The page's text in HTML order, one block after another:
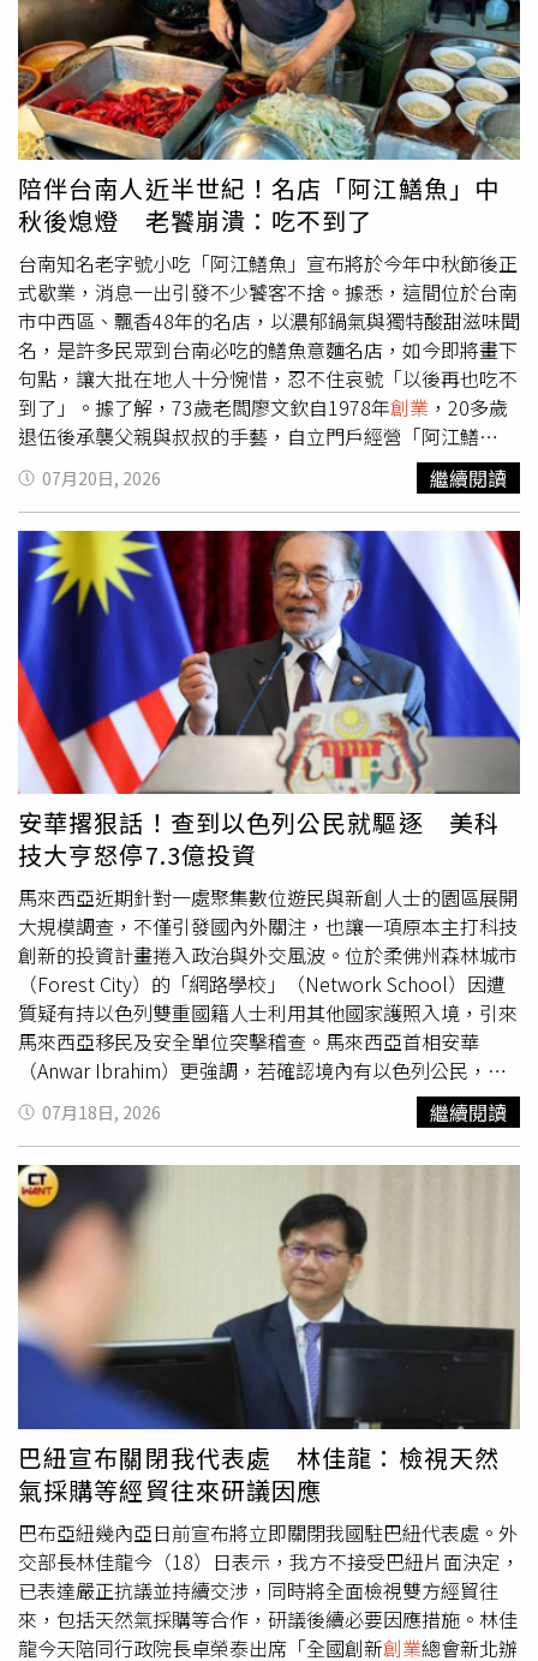
辱他爸爸的主管，而不是羨慕別人的人生」，也有人認為，
男方真正介意的並非主管，而是長期累積的心理落差與比較
心態，若價值觀無法取得共識，即使繼續交往，未來婚姻與
家庭也可能因此產生更多衝突。
成為能夠看到對方優點、也包容對方缺點的好夥伴，她開玩
笑說：「真的連跟老公都做不到這點，我應該跟又立多元成
家才對！」林又立年初赴美生小孩，當媽媽近半年，女兒如
天使般，時間到會自主入睡，起床見到人就先笑、情緒非常
穩定。原本有24小時保母的她，覺得嬰兒是世界上最美好的
存在，瘋狂到想年底再生一個；後期卻找不到穩定保母，連
原本說好幫忙帶的媽媽，也因為帶外孫女壓力太大得尋麻
疹：「最後我只能抱著小孩開會，趁她睡著的短暫時間處理
公司事務，幾乎沒時間睡覺，嚇到我趕緊去埋了皮下避孕
器，目前第二胎計畫無期限暫緩。」
陪伴台南人近半世紀！名店「阿江鱔魚」中
秋後熄燈 老饕崩潰：吃不到了
台南知名老字號小吃「阿江鱔魚」宣布將於今年中秋節後正
式歇業，消息一出引發不少饕客不捨。據悉，這間位於台南
市中西區、飄香48年的名店，以濃郁鍋氣與獨特酸甜滋味聞
名，是許多民眾到台南必吃的鱔魚意麵名店，如今即將畫下
句點，讓大批在地人十分惋惜，忍不住哀號「以後再也吃不
到了」。據了解，73歲老闆廖文欽自1978年創業 ，20多歲
退伍後承襲父親與叔叔的手藝，自立門戶經營「阿江鱔
魚」，多年來堅持現點現炒，雖然菜單僅有生炒鱔魚、乾炒
意麵、鱔魚意麵及鱔魚米粉等少數品項，卻憑藉火候十足的
炒功與獨特風味，吸引無數在地人及觀光客慕名而來，成為
台南經典美食代表之一。粉絲專頁「台南式」透露，炒鱔魚
不僅講究技術，更十分耗費體力，加上老闆前幾年曾接受手
術，身體已難以負荷長時間站在高溫爐火前的高強度工作，
因此決定在今年中秋節後退休，為近半世紀的經營歲月畫下
句點。民進黨立委林俊憲也在臉書發文表示，自己先前與老
闆聊天時便得知退休計畫，心情十分複雜，一方面替老朋友
終於能好好休息感到欣慰，也對台南又少了一間代表性老店
感到惋惜。他呼籲，若阿江鱔魚曾是大家心中的美食名單，
或承載青春與回憶，不妨趁歇業前再前往品嚐，向陪伴台南
數十年的老味道致謝。消息傳出後，大批網友湧入留言表達
不捨，有人感嘆「阿明退了、阿江也要退休，老味道越來越
少」；也有人回憶學生時期經常光顧，直言「這個味道吃了
就忘不了」。不少饕客更表示，將趁中秋節前專程南下，再
吃一次記憶中的炒鱔魚，也為這家陪伴台南近半世紀的老店
留下最後回憶。
07月20日, 2026 繼續閱讀
安華撂狠話！查到以色列公民就驅逐 美科
技大亨怒停7.3億投資
馬來西亞近期針對一處聚集數位遊民與新創人士的園區展開
大規模調查，不僅引發國內外關注，也讓一項原本主打科技
創新的投資計畫捲入政治與外交風波。位於柔佛州森林城市
（Forest City）的「網路學校」（Network School）因遭
質疑有持以色列雙重國籍人士利用其他國家護照入境，引來
馬來西亞移民及安全單位突擊稽查。馬來西亞首相安華
（Anwar Ibrahim）更強調，若確認境內有以色列公民，政
府將依法立即驅逐出境；而園區創辦人、美國科技投資人巴
拉吉斯里尼瓦桑（Balaji Srinivasan）則批評政府根據未經證
實的網路傳聞採取行動，宣布全面暫停在馬來西亞的後續投
資。綜合《AFP》及《Ynet News》等外媒報導，事件起因
於社群平台流傳消息，指網路學校園區內部分人士擁有以色
列及其他國家雙重國籍，並刻意使用非以色列護照入境馬來
西亞，因此引發外界質疑恐涉及移民管理漏洞及國家安全風
險。消息曝光後，馬來西亞政府隨即要求相關單位介入調
查。安華15日表示，政府絕不會在國家安全及對以色列的外
交立場上妥協，若相關傳聞經查證屬實，涉及人士將立即遭
到驅逐出境。他並表示，相關部門已展開調查，以釐清外界
質疑是否屬實。安華重申，馬來西亞長期奉行不承認以色列
的外交政策，雙方至今未建立正式外交關係，因此原則上不
允許以色列公民在國內居留。他表示，只要確認有人具有以
色列公民身分，政府便會依照現行規定採取驅逐措施。根據
馬來西亞官方公布，移民與安全單位日前突擊檢查網路學
校，共查驗來自40個國家的266名外籍人士，逐一核對護
照、簽證及入境資格，並確認實際身分，調查是否有人隱瞞
國籍或違反移民規定。稽查過程中，執法人員也查驗了數百
本護照。不過，馬來西亞當局事後表示，截至目前並未發現
07月18日, 2026 繼續閱讀
巴紐宣布關閉我代表處 林佳龍：檢視天然
氣採購等經貿往來研議因應
巴布亞紐幾內亞日前宣布將立即關閉我國駐巴紐代表處。外
交部長林佳龍今（18）日表示，我方不接受巴紐片面決定，
已表達嚴正抗議並持續交涉，同時將全面檢視雙方經貿往
來，包括天然氣採購等合作，研議後續必要因應措施。林佳
龍今天陪同行政院長卓榮泰出席「全國創新創業總會新北辦